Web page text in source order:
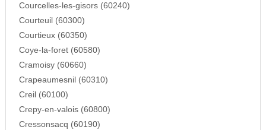
Courcelles-les-gisors (60240)
Courteuil (60300)
Courtieux (60350)
Coye-la-foret (60580)
Cramoisy (60660)
Crapeaumesnil (60310)
Creil (60100)
Crepy-en-valois (60800)
Cressonsacq (60190)